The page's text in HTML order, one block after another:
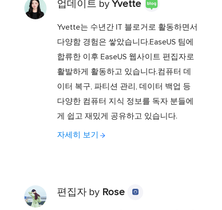
업데이트 by Yvette
Yvette는 수년간 IT 블로거로 활동하면서
다양함 경험은 쌓았습니다.EaseUS 팀에
합류한 이후 EaseUS 웹사이트 편집자로
활발하게 활동하고 있습니다.컴퓨터 데
이터 복구, 파티션 관리, 데이터 백업 등
다양한 컴퓨터 지식 정보를 독자 분들에
게 쉽고 재밌게 공유하고 있습니다.
자세히 보기
편집자 by Rose 